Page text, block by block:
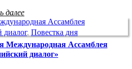
далее
диалог, Повестка дня
Международная Ассамблея
диалог»